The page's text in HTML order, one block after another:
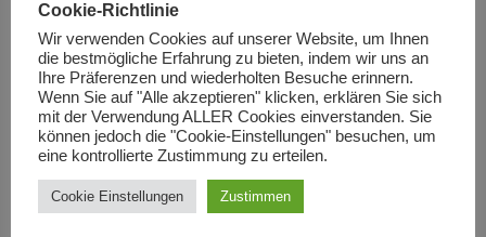
hofft auf Lösung im Kulturstreit um
Makedonien
vonRedaktion August 6, 2021
Bei einem Treffen des slowenischen Staatspräsidenten Borut
Mitte Juli 2021 sagte dieser, er gehe davon aus,
Cookie-Richtlinie
Wir verwenden Cookies auf unserer Website, um Ihnen
die bestmögliche Erfahrung zu bieten, indem wir uns an
Ihre Präferenzen und wiederholten Besuche erinnern.
Wenn Sie auf "Alle akzeptieren" klicken, erklären Sie sich
mit der Verwendung ALLER Cookies einverstanden. Sie
können jedoch die "Cookie-Einstellungen" besuchen, um
eine kontrollierte Zustimmung zu erteilen.
Cookie Einstellungen Zustimmen